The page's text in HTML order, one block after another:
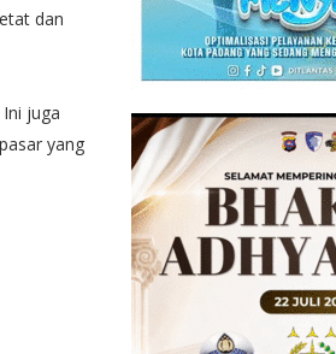
dan
juga
yang